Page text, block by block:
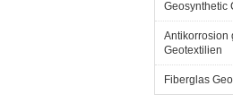
Geosynthetic
Antikorrosion
Geotextilien
Fiberglas